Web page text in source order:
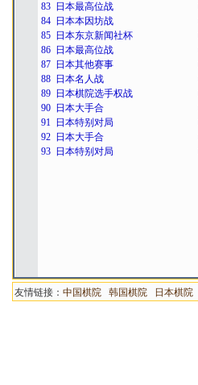
83 日本最高位战
84 日本本因坊战
85 日本东京新闻社杯
86 日本最高位战
87 日本其他赛事
88 日本名人战
89 日本棋院选手权战
90 日本大手合
91 日本特别对局
92 日本大手合
93 日本特别对局
友情链接： 中国棋院 韩国棋院 日本棋院